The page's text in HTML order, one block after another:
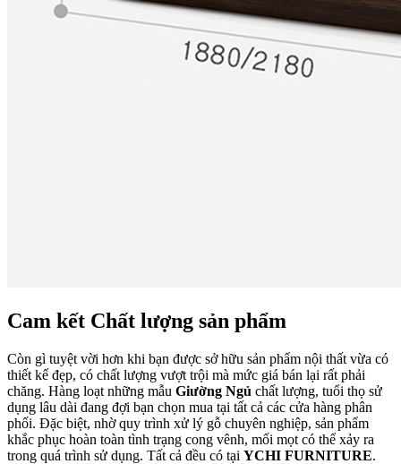
Cam kết Chất lượng sản phẩm
Còn gì tuyệt vời hơn khi bạn được sở hữu sản phẩm nội thất vừa có
thiết kế đẹp, có chất lượng vượt trội mà mức giá bán lại rất phải
chăng. Hàng loạt những mẫu Giường Ngủ chất lượng, tuổi thọ sử
dụng lâu dài đang đợi bạn chọn mua tại tất cả các cửa hàng phân
phối. Đặc biệt, nhờ quy trình xử lý gỗ chuyên nghiệp, sản phẩm
khắc phục hoàn toàn tình trạng cong vênh, mối mọt có thể xảy ra
trong quá trình sử dụng. Tất cả đều có tại YCHI FURNITURE.